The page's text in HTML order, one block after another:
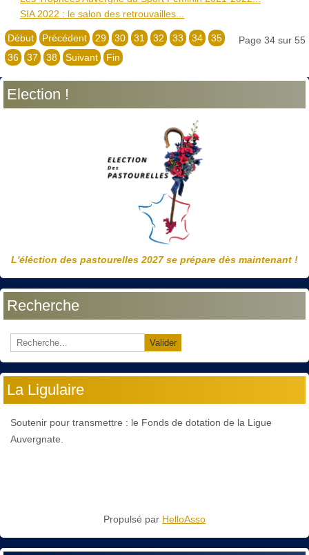
SIA 2022 : le salon des retrouvailles...
Page 34 sur 55
Début Précédent 29 30 31 32 33 34
35
36
37 38 Suivant Fin
Election !
L'éléction des pastourelles 2027 se prépare dès maintenant !
Recherche
Valider
La Ligulaire
Soutenir pour transmettre : le Fonds de dotation de la Ligue
Auvergnate.
Propulsé par HelloAsso